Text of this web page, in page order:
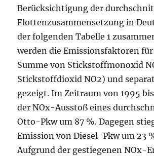
Berücksichtigung der
Flottenzusammensetzung in
der folgenden Tabelle 1
werden die Emissionsfaktoren
Summe von Stickstoffmonoxid
Stickstoffdioxid NO2) und
gezeigt. Im Zeitraum von 1995
der NOx-Ausstoß eines
Otto-Pkw um 87 %. Dagegen
Emission von Diesel-Pkw um 23
Aufgrund der gestiegenen NOx-